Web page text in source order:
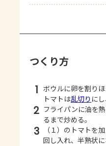
つくり方
1 ボウルに卵を割りほ
トマトは乱切り に
2 フライパンに油を
るまで炒める。
3
（１）のトマトを
回し入れ、半熟状に